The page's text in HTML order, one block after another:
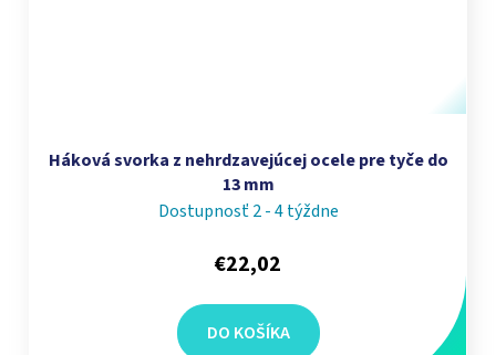
Háková svorka z nehrdzavejúcej ocele pre tyče do
13 mm
Dostupnosť 2 - 4 týždne
€22,02
DO KOŠÍKA